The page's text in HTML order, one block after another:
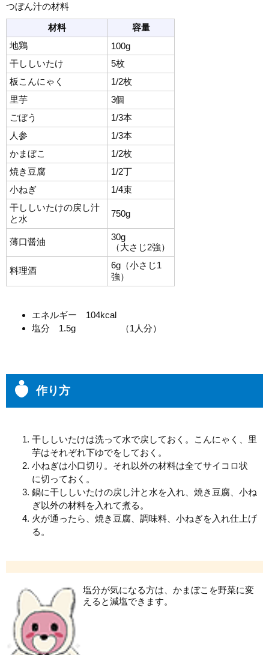
つぼん汁の材料
材料
容量
地鶏
100g
干ししいたけ
5枚
板こんにゃく
1/2枚
里芋
3個
ごぼう
1/3本
人参
1/3本
かまぼこ
1/2枚
焼き豆腐
1/2丁
小ねぎ
1/4束
干ししいたけの戻し汁
と水
750g
薄口醤油
30g
（大さじ2強）
料理酒
6g（小さじ1
強）
エネルギー 104kcal
塩分 1.5g （1人分）
作り方
干ししいたけは洗って水で戻しておく。こんにゃく、里
芋はそれぞれ下ゆでをしておく。
小ねぎは小口切り。それ以外の材料は全てサイコロ状
に切っておく。
鍋に干ししいたけの戻し汁と水を入れ、焼き豆腐、小ね
ぎ以外の材料を入れて煮る。
火が通ったら、焼き豆腐、調味料、小ねぎを入れ仕上げ
る。
塩分が気になる方は、かまぼこを野菜に変
えると減塩できます。